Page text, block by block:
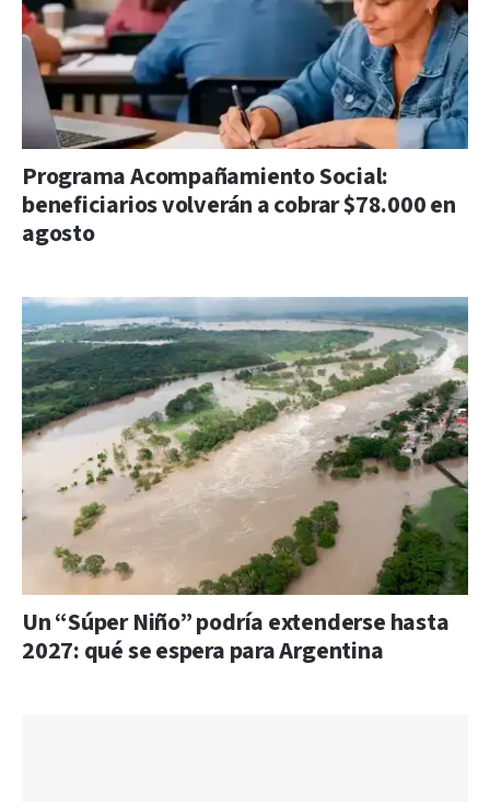
Programa Acompañamiento Social:
beneficiarios volverán a cobrar $78.000 en
agosto
Un “Súper Niño” podría extenderse hasta
2027: qué se espera para Argentina